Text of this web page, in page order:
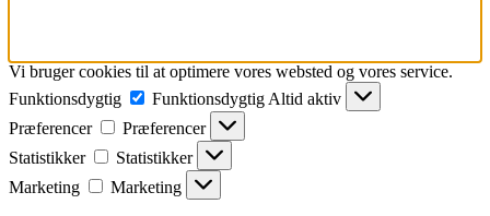
Vi bruger cookies til at optimere vores websted og vores service.
Funktionsdygtig
Funktionsdygtig Altid aktiv
Præferencer
Præferencer
Statistikker
Statistikker
Marketing
Marketing